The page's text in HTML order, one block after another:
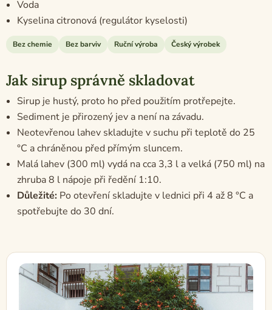
Voda
Kyselina citronová (regulátor kyselosti)
Bez chemie Bez barviv Ruční výroba Český výrobek
Jak sirup správně skladovat
Sirup je hustý, proto ho před použitím protřepejte.
Sediment je přirozený jev a není na závadu.
Neotevřenou lahev skladujte v suchu při teplotě do 25
°C a chráněnou před přímým sluncem.
Malá lahev (300 ml) vydá na cca 3,3 l a velká (750 ml) na
zhruba 8 l nápoje při ředění 1:10.
Důležité: Po otevření skladujte v lednici při 4 až 8 °C a
spotřebujte do 30 dní.